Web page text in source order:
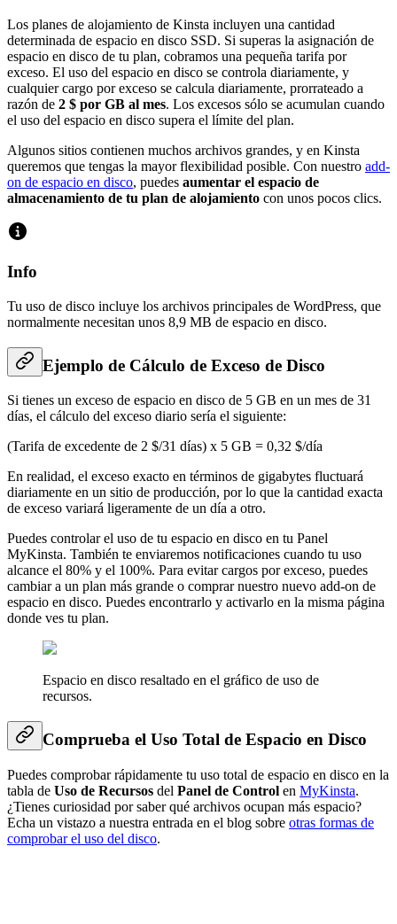
Los planes de alojamiento de Kinsta incluyen una cantidad
determinada de espacio en disco SSD. Si superas la asignación de
espacio en disco de tu plan, cobramos una pequeña tarifa por
exceso. El uso del espacio en disco se controla diariamente, y
cualquier cargo por exceso se calcula diariamente, prorrateado a
razón de 2 $ por GB al mes. Los excesos sólo se acumulan cuando
el uso del espacio en disco supera el límite del plan.
Algunos sitios contienen muchos archivos grandes, y en Kinsta
queremos que tengas la mayor flexibilidad posible. Con nuestro add-
on de espacio en disco, puedes aumentar el espacio de
almacenamiento de tu plan de alojamiento con unos pocos clics.
Info
Tu uso de disco incluye los archivos principales de WordPress, que
normalmente necesitan unos 8,9 MB de espacio en disco.
Ejemplo de Cálculo de Exceso de Disco
Si tienes un exceso de espacio en disco de 5 GB en un mes de 31
días, el cálculo del exceso diario sería el siguiente:
(Tarifa de excedente de 2 $/31 días) x 5 GB = 0,32 $/día
En realidad, el exceso exacto en términos de gigabytes fluctuará
diariamente en un sitio de producción, por lo que la cantidad exacta
de exceso variará ligeramente de un día a otro.
Puedes controlar el uso de tu espacio en disco en tu Panel
MyKinsta. También te enviaremos notificaciones cuando tu uso
alcance el 80% y el 100%. Para evitar cargos por exceso, puedes
cambiar a un plan más grande o comprar nuestro nuevo add-on de
espacio en disco. Puedes encontrarlo y activarlo en la misma página
donde ves tu plan.
Espacio en disco resaltado en el gráfico de uso de
recursos.
Comprueba el Uso Total de Espacio en Disco
Puedes comprobar rápidamente tu uso total de espacio en disco en la
tabla de Uso de Recursos del Panel de Control en MyKinsta.
¿Tienes curiosidad por saber qué archivos ocupan más espacio?
Echa un vistazo a nuestra entrada en el blog sobre otras formas de
comprobar el uso del disco.